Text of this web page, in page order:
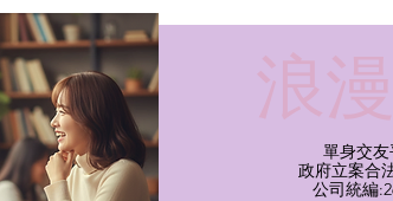
單身交
政府立案合
公司統編
浪